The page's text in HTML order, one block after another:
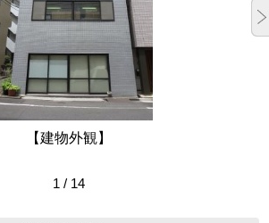
【建物外観】
1 / 14